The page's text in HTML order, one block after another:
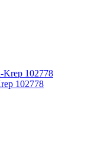
102778